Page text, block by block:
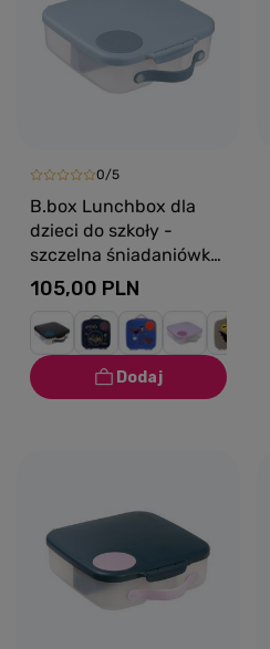
0/5
B.box Lunchbox dla
dzieci do szkoły -
szczelna śniadaniówka
z przegródkami i
wkładem chłodzącym
Chill Out
105,00 PLN